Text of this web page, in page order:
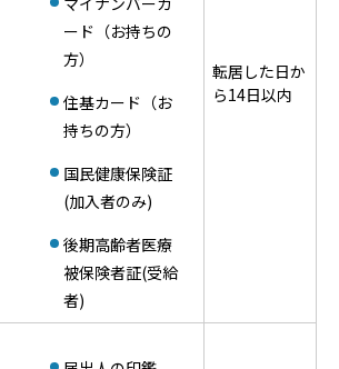
ード（お持ちの
方）
住基カード（お
持ちの方）
国民健康保険証
(加入者のみ)
後期高齢者医療
被保険者証(受給
者)
転居した日か
ら14日以内